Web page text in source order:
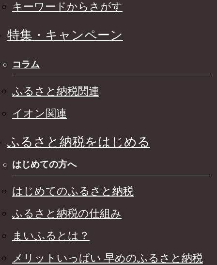
キーワードからさがす
特集・キャンペーン
コラム
ふるさと納税関連
イオン関連
ふるさと納税をはじめる
はじめての方へ
はじめてのふるさと納税
ふるさと納税の仕組み
まいふるとは？
メリットいっぱい 早めのふるさと納税